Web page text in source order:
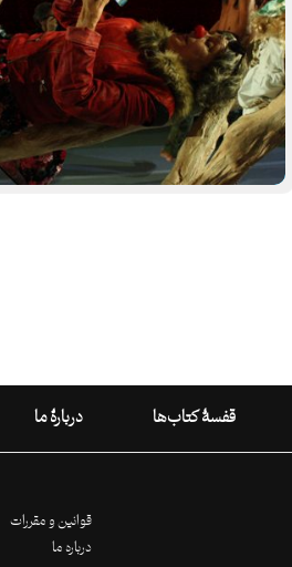
قفسۀ کتاب‌ها دربارۀ ما
قوانین و مقررات
درباره ما